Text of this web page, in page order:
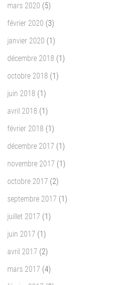
mars 2020 (5)
février 2020 (3)
janvier 2020 (1)
décembre 2018 (1)
octobre 2018 (1)
juin 2018 (1)
avril 2018 (1)
février 2018 (1)
décembre 2017 (1)
novembre 2017 (1)
octobre 2017 (2)
septembre 2017 (1)
juillet 2017 (1)
juin 2017 (1)
avril 2017 (2)
mars 2017 (4)